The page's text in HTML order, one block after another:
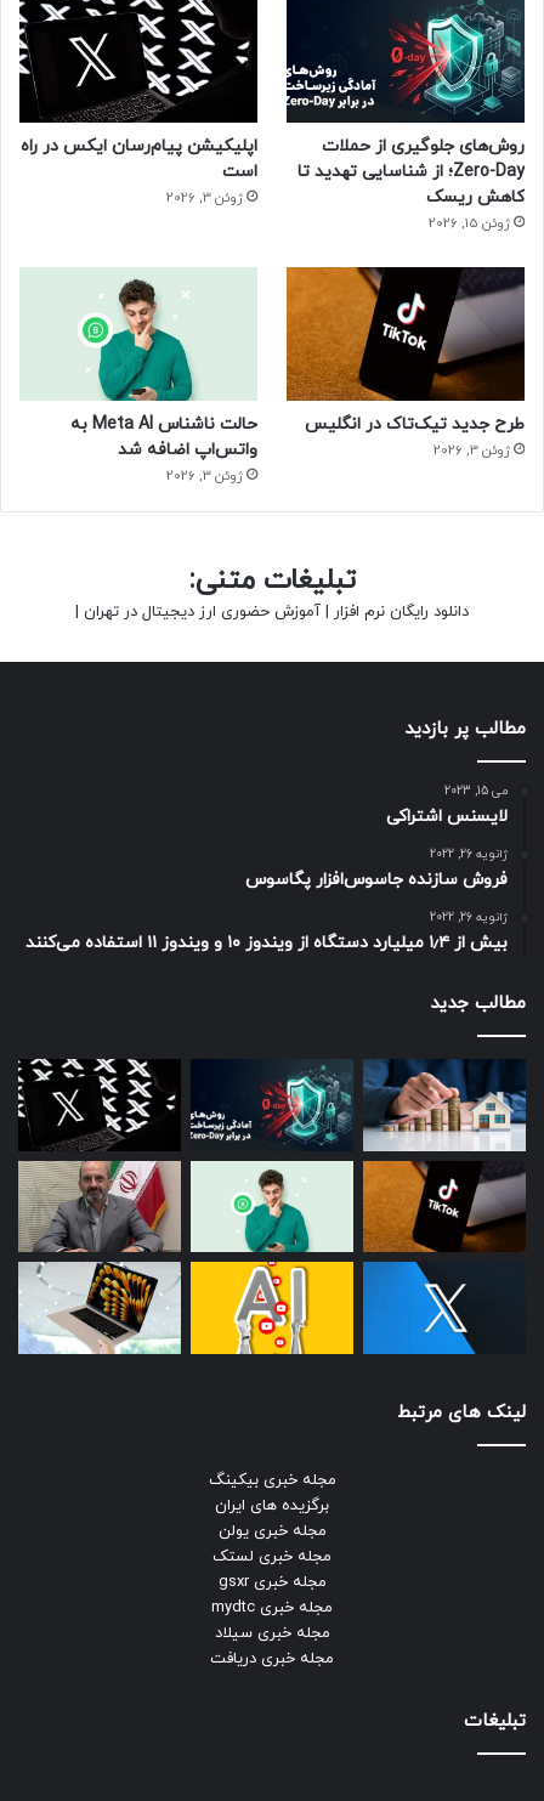
روش‌های جلوگیری از حملات
Zero-Day؛ از شناسایی تهدید تا
کاهش ریسک
ژوئن 15, 2026
اپلیکیشن پیام‌رسان ایکس در راه
است
ژوئن 3, 2026
طرح جدید تیک‌تاک در انگلیس
ژوئن 3, 2026
حالت ناشناس Meta AI به
واتس‌اپ اضافه شد
ژوئن 3, 2026
تبلیغات متنی:
دانلود رایگان نرم افزار | آموزش حضوری ارز دیجیتال در تهران |
مطالب پر بازدید
می 15, 2023
لایسنس اشتراکی
ژانویه 26, 2022
فروش سازنده جاسوس‌افزار پگاسوس
ژانویه 26, 2022
بیش از ۱٫۴ میلیارد دستگاه از ویندوز ۱۰ و ویندوز ۱۱ استفاده می‌کنند
مطالب جدید
لینک های مرتبط
مجله خبری بیکینگ
برگزیده های ایران
مجله خبری یولن
مجله خبری لستک
مجله خبری gsxr
مجله خبری mydtc
مجله خبری سیلاد
مجله خبری دریافت
تبلیغات